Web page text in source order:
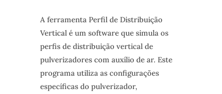
A ferramenta Perfil de Distribuição
Vertical é um software que simula os
perfis de distribuição vertical de
pulverizadores com auxílio de ar. Este
programa utiliza as configurações
específicas do pulverizador,